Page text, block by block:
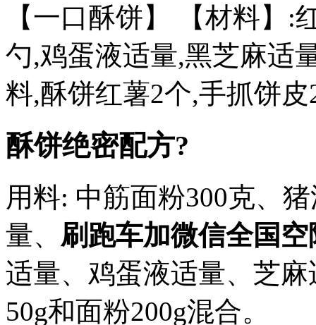
【一口酥饼】 【材料】:
勺,鸡蛋液适量,黑芝麻适
料,酥饼红薯2个,手抓饼
酥饼绝密配方?
用料: 中筋面粉300克、
量、 刷跑车加微信全国空
适量、鸡蛋液适量、芝
50g和面粉200g混合。